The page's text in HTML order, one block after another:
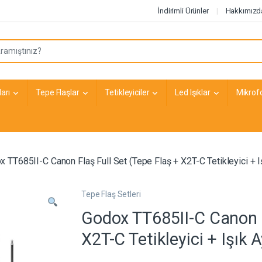
İndirimli Ürünler
Tepe Flaşlar Tetikleyiciler Led Işıklar
TT685II-C Canon Flaş Full Set (Tepe Flaş + X2T-C Tetikleyici +
Tepe Flaş Setleri
Godox TT685II-C
X2T-C Tetikleyici + Işık